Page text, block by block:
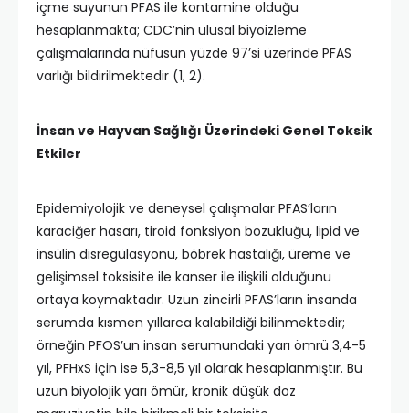
içme suyunun PFAS ile kontamine olduğu
hesaplanmakta; CDC’nin ulusal biyoizleme
çalışmalarında nüfusun yüzde 97’si üzerinde PFAS
varlığı bildirilmektedir (1, 2).
İnsan ve Hayvan Sağlığı Üzerindeki Genel Toksik
Etkiler
Epidemiyolojik ve deneysel çalışmalar PFAS’ların
karaciğer hasarı, tiroid fonksiyon bozukluğu, lipid ve
insülin disregülasyonu, böbrek hastalığı, üreme ve
gelişimsel toksisite ile kanser ile ilişkili olduğunu
ortaya koymaktadır. Uzun zincirli PFAS’ların insanda
serumda kısmen yıllarca kalabildiği bilinmektedir;
örneğin PFOS’un insan serumundaki yarı ömrü 3,4-5
yıl, PFHxS için ise 5,3-8,5 yıl olarak hesaplanmıştır. Bu
uzun biyolojik yarı ömür, kronik düşük doz